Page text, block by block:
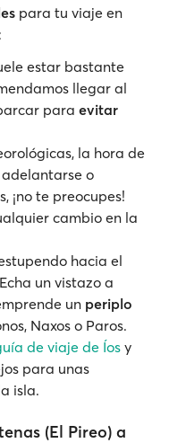
para tu viaje en
estar bastante
llegar al
para evitar
la hora de
o
¡no te preocupes!
cambio en la
hacia el
un vistazo a
un periplo
Naxos o Paros.
de viaje de Íos y
para unas
isla.
(El Pireo) a